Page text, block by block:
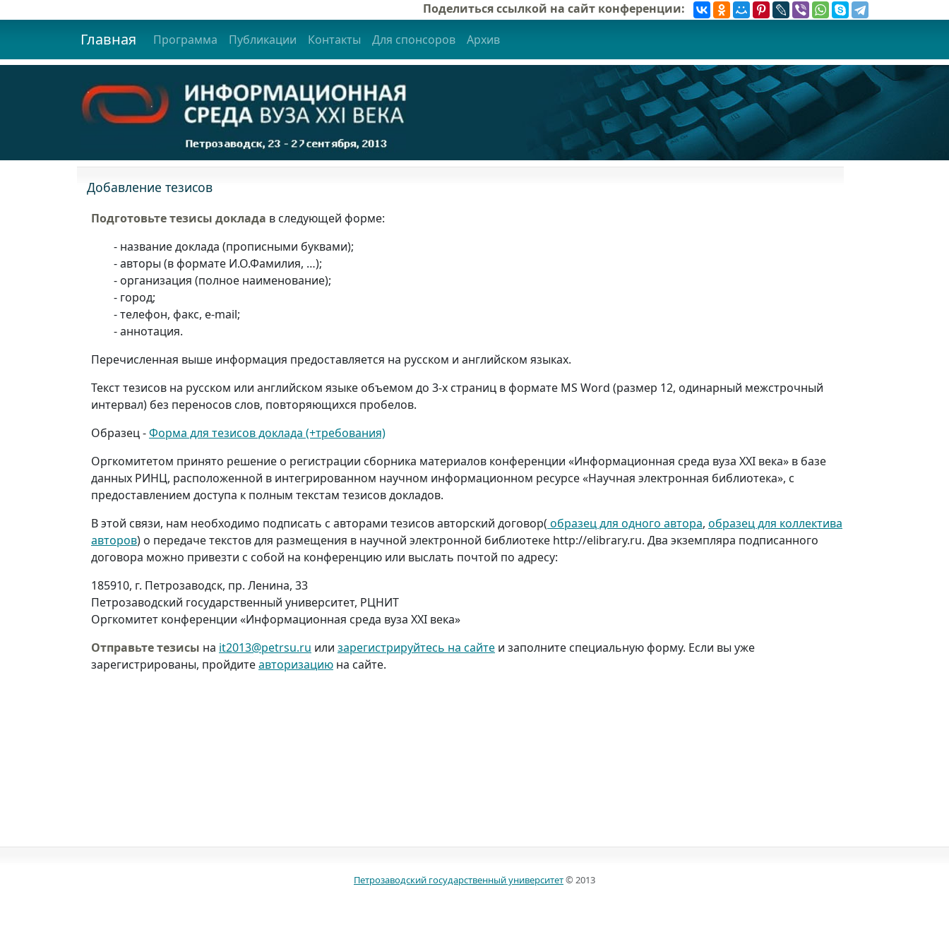
Поделиться ссылкой на сайт конференции:
Главная Программа Публикации Контакты Для спонсоров Архив
Добавление тезисов
Подготовьте тезисы доклада в следующей форме:
- название доклада (прописными буквами);
- авторы (в формате И.О.Фамилия, …);
- организация (полное наименование);
- город;
- телефон, факс, e-mail;
- аннотация.
Перечисленная выше информация предоставляется на русском и английском языках.
Текст тезисов на русском или английском языке объемом до 3-х страниц в формате MS Word (размер 12, одинарный межстрочный
интервал) без переносов слов, повторяющихся пробелов.
Образец -Форма для тезисов доклада (+требования)
Оргкомитетом принято решение о регистрации сборника материалов конференции «Информационная среда вуза XXI века» в базе
данных РИНЦ, расположенной в интегрированном научном информационном ресурсе «Научная электронная библиотека», с
предоставлением доступа к полным текстам тезисов докладов.
В этой связи, нам необходимо подписать с авторами тезисов авторский договор( образец для одного автора, образец для коллектива
авторов) о передаче текстов для размещения в научной электронной библиотеке http://elibrary.ru. Два экземпляра подписанного
договора можно привезти с собой на конференцию или выслать почтой по адресу:
185910, г. Петрозаводск, пр. Ленина, 33
Петрозаводский государственный университет, РЦНИТ
Оргкомитет конференции «Информационная среда вуза XXI века»
Отправьте тезисы на it2013@petrsu.ru или зарегистрируйтесь на сайте и заполните специальную форму. Если вы уже
зарегистрированы, пройдитеавторизацию на сайте.
Петрозаводский государственный университет© 2013